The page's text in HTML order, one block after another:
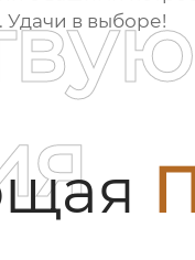
в выборе!